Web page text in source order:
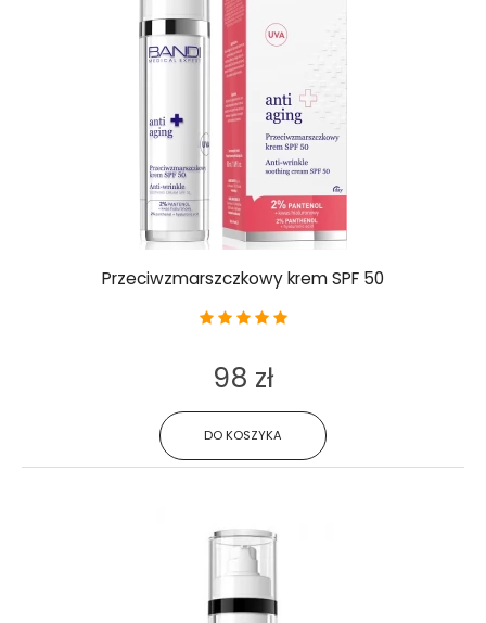
Przeciwzmarszczkowy krem SPF 50
DO KOSZYKA
98 zł